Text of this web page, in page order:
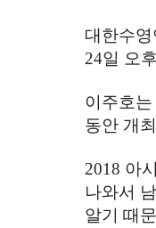
대한수
24일 오후
이주호
동안 개
2018 아
나와서
알기 때